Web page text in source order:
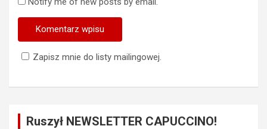
Zapisz mnie do listy mailingowej.
Ruszył NEWSLETTER CAPUCCINO!